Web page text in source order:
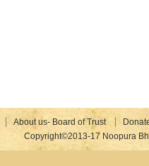
About us- Board of Trust
Copyright©2013-17 Noopura